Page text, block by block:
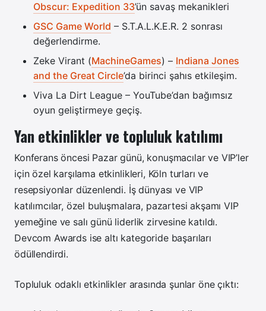
Obscur: Expedition 33’ün savaş mekanikleri
GSC Game World – S.T.A.L.K.E.R. 2 sonrası
değerlendirme.
Zeke Virant (MachineGames) – Indiana Jones
and the Great Circle’da birinci şahıs etkileşim.
Viva La Dirt League – YouTube’dan bağımsız
oyun geliştirmeye geçiş.
Yan etkinlikler ve topluluk katılımı
Konferans öncesi Pazar günü, konuşmacılar ve VIP’ler
için özel karşılama etkinlikleri, Köln turları ve
resepsiyonlar düzenlendi. İş dünyası ve VIP
katılımcılar, özel buluşmalara, pazartesi akşamı VIP
yemeğine ve salı günü liderlik zirvesine katıldı.
Devcom Awards ise altı kategoride başarıları
ödüllendirdi.
Topluluk odaklı etkinlikler arasında şunlar öne çıktı: